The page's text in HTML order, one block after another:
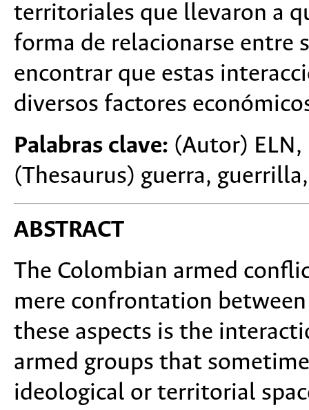
territoriales que llevaron a
forma de relacionarse entre
encontrar que estas
diversos factores
Palabras clave: (Autor) ELN,
(Thesaurus) guerra,
ABSTRACT
The Colombian armed
mere confrontation
these aspects is the
armed groups that
ideological or territorial